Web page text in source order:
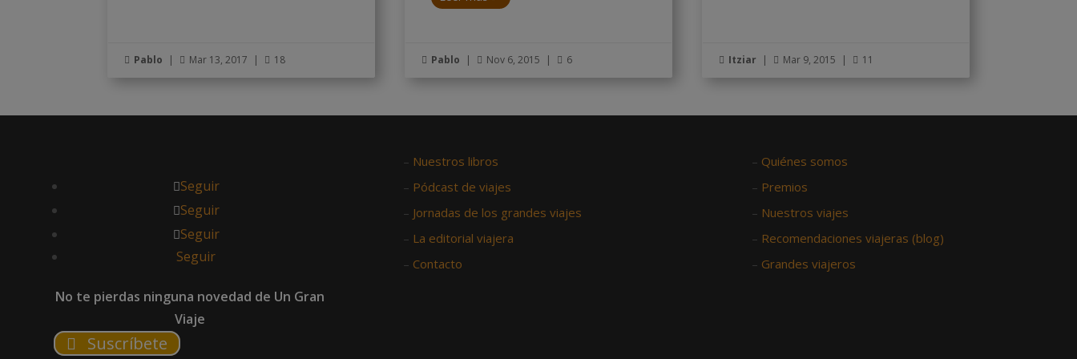
 Pablo |  Mar 13, 2017 |  18  Pablo |  Nov 6, 2015 |  6  Itziar |  Mar 9, 2015 |  11
Seguir
Seguir
Seguir
Seguir
No te pierdas ninguna novedad de Un Gran
Viaje
Suscríbete
– Nuestros libros
– Pódcast de viajes
– Jornadas de los grandes viajes
– La editorial viajera
– Contacto
– Quiénes somos
– Premios
– Nuestros viajes
– Recomendaciones viajeras (blog)
– Grandes viajeros